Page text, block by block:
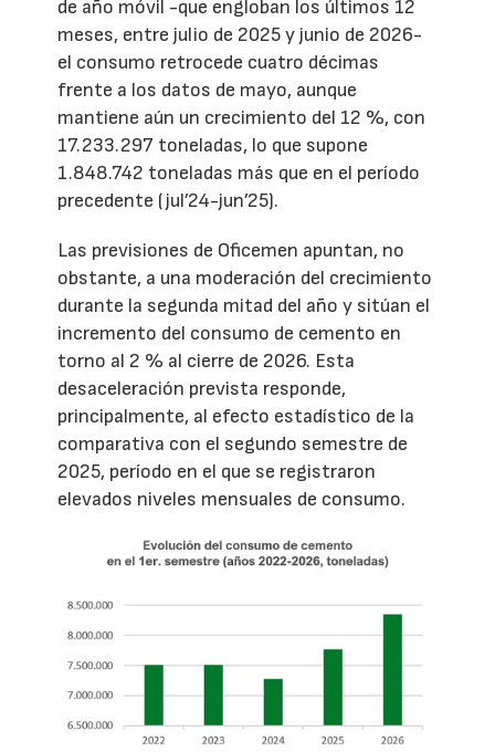
de año móvil -que engloban los últimos 12
meses, entre julio de 2025 y junio de 2026-
el consumo retrocede cuatro décimas
frente a los datos de mayo, aunque
mantiene aún un crecimiento del 12 %, con
17.233.297 toneladas, lo que supone
1.848.742 toneladas más que en el período
precedente (jul’24-jun’25).
Las previsiones de Oficemen apuntan, no
obstante, a una moderación del crecimiento
durante la segunda mitad del año y sitúan el
incremento del consumo de cemento en
torno al 2 % al cierre de 2026. Esta
desaceleración prevista responde,
principalmente, al efecto estadístico de la
comparativa con el segundo semestre de
2025, período en el que se registraron
elevados niveles mensuales de consumo.